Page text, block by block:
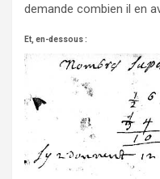
k
demande combien il en
Et, en-dessous :